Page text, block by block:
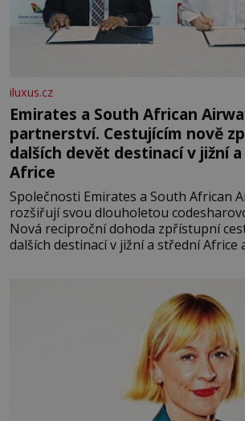
iluxus.cz
Emirates a South African
partnerství. Cestujícím nově
dalších devět destinací v jižní
Africe
Společnosti Emirates a South African
rozšiřují svou dlouholetou
Nová reciproční dohoda zpřístupní
dalších destinací v jižní a střední Africe